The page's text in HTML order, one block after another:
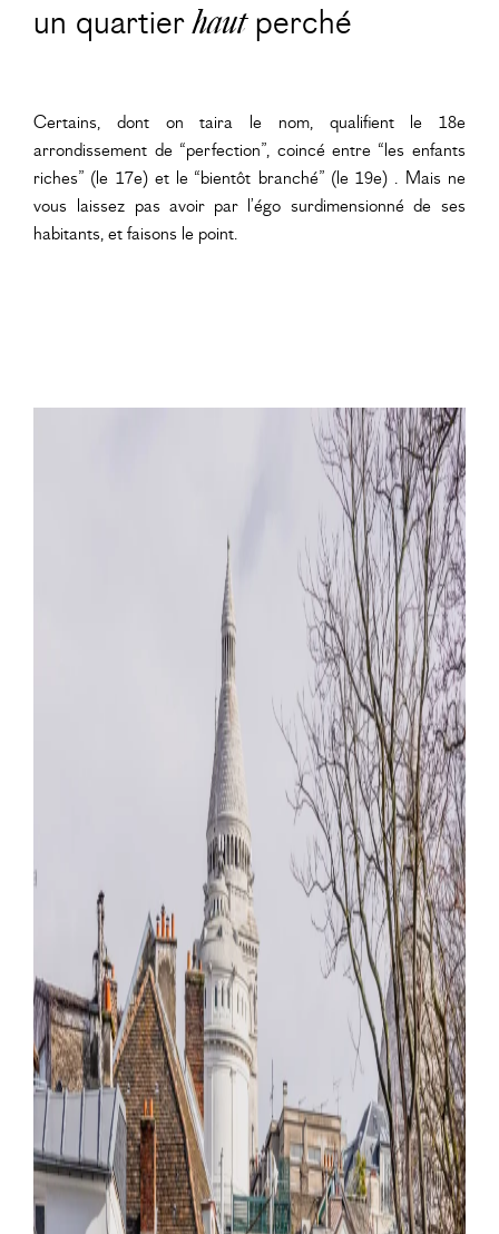
un quartierhautperché
Certains, dont on taira le nom, qualifient le 18e
arrondissement de “perfection”, coincé entre “les enfants
riches” (le 17e) et le “bientôt branché” (le 19e) . Mais ne
vous laissez pas avoir par l’égo surdimensionné de ses
habitants, et faisons le point.